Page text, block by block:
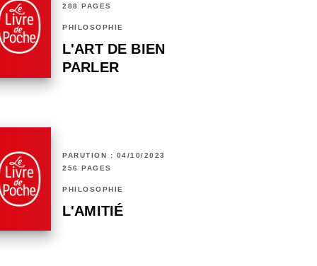
288 PAGES
PHILOSOPHIE
L'ART DE BIEN
PARLER
PARUTION : 04/10/2023
256 PAGES
PHILOSOPHIE
L'AMITIÉ